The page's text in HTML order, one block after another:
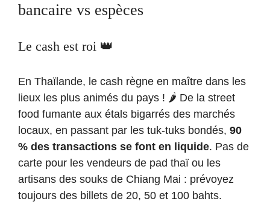
bancaire vs espèces
Le cash est roi 👑
En Thaïlande, le cash règne en maître dans les
lieux les plus animés du pays ! 🌶️ De la street
food fumante aux étals bigarrés des marchés
locaux, en passant par les tuk-tuks bondés, 90
% des transactions se font en liquide. Pas de
carte pour les vendeurs de pad thaï ou les
artisans des souks de Chiang Mai : prévoyez
toujours des billets de 20, 50 et 100 bahts.